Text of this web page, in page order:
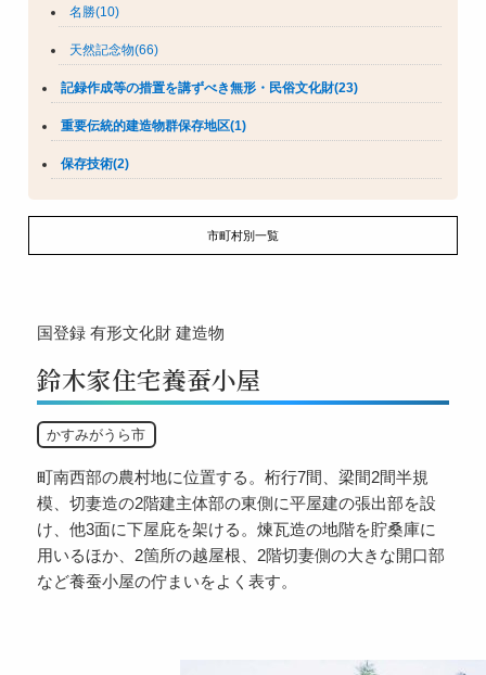
名勝(10)
天然記念物(66)
記録作成等の措置を講ずべき無形・民俗文化財(23)
重要伝統的建造物群保存地区(1)
保存技術(2)
市町村別一覧
国登録 有形文化財 建造物
鈴木家住宅養蚕小屋
かすみがうら市
町南西部の農村地に位置する。桁行7間、梁間2間半規
模、切妻造の2階建主体部の東側に平屋建の張出部を設
け、他3面に下屋庇を架ける。煉瓦造の地階を貯桑庫に
用いるほか、2箇所の越屋根、2階切妻側の大きな開口部
など養蚕小屋の佇まいをよく表す。